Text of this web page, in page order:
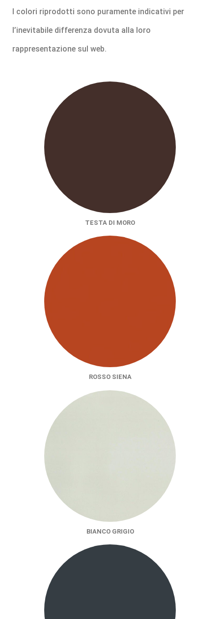
I colori riprodotti sono puramente indicativi per
l’inevitabile differenza dovuta alla loro
rappresentazione sul web.
TESTA DI MORO
ROSSO SIENA
BIANCO GRIGIO